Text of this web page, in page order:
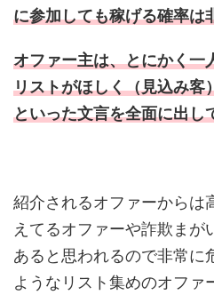
に参加しても稼げる確率は
オファー主は、とにかく一
リストがほしく（見込み客
といった文言を全面に出し
紹介されるオファーからは
えてるオファーや詐欺まが
あると思われるので非常に
ようなリスト集めのオファ